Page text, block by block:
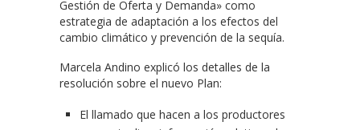
Gestión de Oferta y Demanda» como
estrategia de adaptación a los efectos del
cambio climático y prevención de la sequía.
Marcela Andino explicó los detalles de la
resolución sobre el nuevo Plan:
El llamado que hacen a los productores